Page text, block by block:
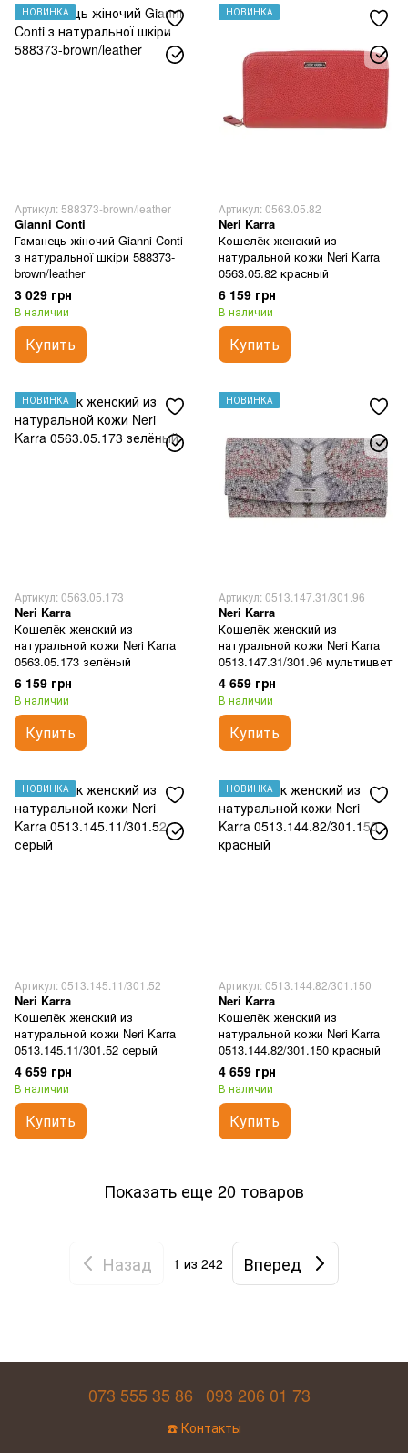
НОВИНКА
Артикул: 588373-brown/leather
Gianni Conti
Гаманець жіночий Gianni Conti
з натуральної шкіри 588373-
brown/leather
3 029 грн
В наличии
Купить
НОВИНКА
Артикул: 0563.05.82
Neri Karra
Кошелёк женский из
натуральной кожи Neri Karra
0563.05.82 красный
6 159 грн
В наличии
Купить
НОВИНКА
Артикул: 0563.05.173
Neri Karra
Кошелёк женский из
натуральной кожи Neri Karra
0563.05.173 зелёный
6 159 грн
В наличии
Купить
НОВИНКА
Артикул: 0513.147.31/301.96
Neri Karra
Кошелёк женский из
натуральной кожи Neri Karra
0513.147.31/301.96 мультицвет
4 659 грн
В наличии
Купить
НОВИНКА
Артикул: 0513.145.11/301.52
Neri Karra
Кошелёк женский из
натуральной кожи Neri Karra
0513.145.11/301.52 серый
4 659 грн
В наличии
Купить
НОВИНКА
Артикул: 0513.144.82/301.150
Neri Karra
Кошелёк женский из
натуральной кожи Neri Karra
0513.144.82/301.150 красный
4 659 грн
В наличии
Купить
Показать еще 20 товаров
Назад 1 из 242 Вперед
073 555 35 86 093 206 01 73
☎️ Контакты